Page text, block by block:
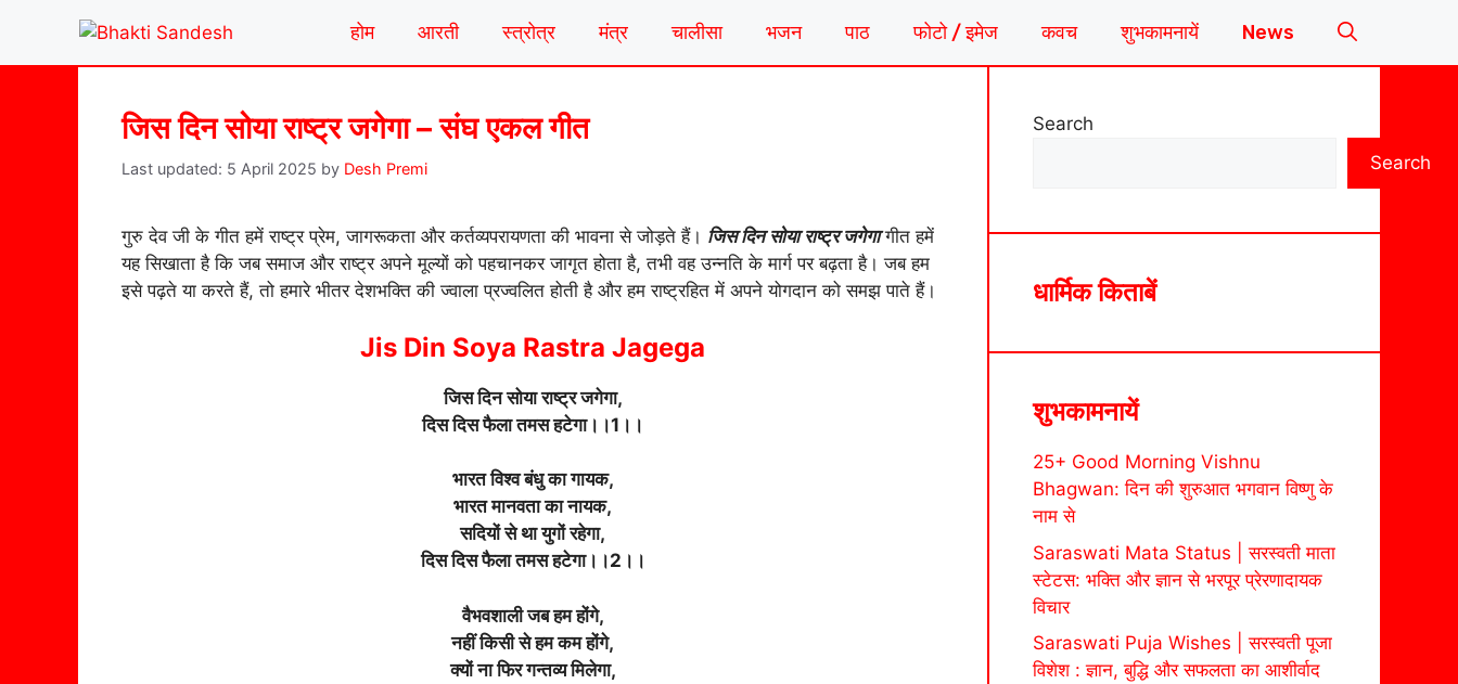
content
होम आरती स्त्रोत्र मंत्र चालीसा भजन पाठ फोटो / इमेज कवच शुभकामनायें News
जिस दिन सोया राष्ट्र जगेगा – संघ एकल गीत
5 April 2025 by Desh Premi
गुरु देव जी के गीत हमें राष्ट्र प्रेम, जागरूकता और कर्तव्यपरायणता की भावना से जोड़ते हैं। जिस दिन सोया राष्ट्र जगेगागीत हमें
यह सिखाता है कि जब समाज और राष्ट्र अपने मूल्यों को पहचानकर जागृत होता है, तभी वह उन्नति के मार्ग पर बढ़ता है। जब हम
इसे पढ़ते या करते हैं, तो हमारे भीतर देशभक्ति की ज्वाला प्रज्वलित होती है और हम राष्ट्रहित में अपने योगदान को समझ पाते हैं।
Jis Din Soya Rastra Jagega
जिस दिन सोया राष्ट्र जगेगा,
दिस दिस फैला तमस हटेगा।।1।।
भारत विश्व बंधु का गायक,
भारत मानवता का नायक,
सदियों से था युगों रहेगा,
दिस दिस फैला तमस हटेगा।।2।।
वैभवशाली जब हम होंगे,
नहीं किसी से हम कम होंगे,
क्यों ना फिर गन्तव्य मिलेगा,
Search
Search
धार्मिक किताबें
शुभकामनायें
25+ Good Morning Vishnu
Bhagwan: दिन की शुरुआत भगवान विष्णु के
नाम से
Saraswati Mata Status | सरस्वती माता
स्टेटस: भक्ति और ज्ञान से भरपूर प्रेरणादायक
विचार
Saraswati Puja Wishes | सरस्वती पूजा
विशेश : ज्ञान, बुद्धि और सफलता का आशीर्वाद